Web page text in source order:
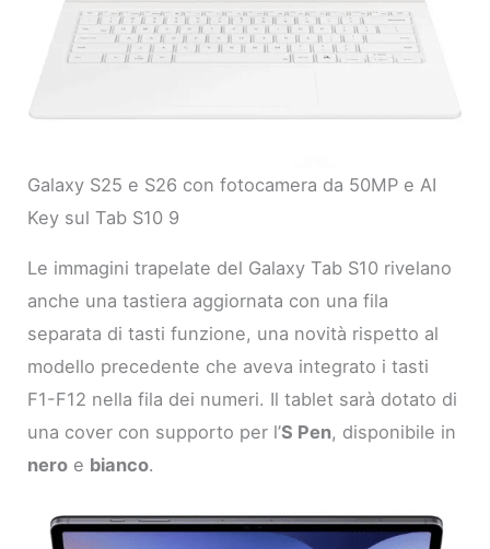
Galaxy S25 e S26 con fotocamera da 50MP e AI
Key sul Tab S10 9
Le immagini trapelate del Galaxy Tab S10 rivelano
anche una tastiera aggiornata con una fila
separata di tasti funzione, una novità rispetto al
modello precedente che aveva integrato i tasti
F1-F12 nella fila dei numeri. Il tablet sarà dotato di
una cover con supporto per l’S Pen, disponibile in
nero e bianco.